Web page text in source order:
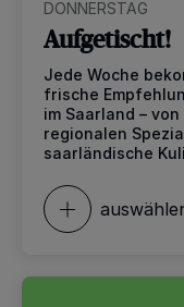
DONNERSTAG
Aufgetischt!
Jede Woche
frische
im Saarland –
regionalen
saarländische